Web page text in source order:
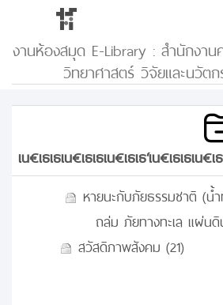
งานห้องสมุด E-Library : สำนักงาน
วิทยาศาสตร์ วิจัยและนวัต
เน€เธเธเน€เธเธเน€เธเธ‘เน€เธเธเ
หายนะกับภัยธรรมชาติ (น้
ถล่ม ภัยทางทะเล แผ่นดิ
สวัสดิภาพสังคม (21)